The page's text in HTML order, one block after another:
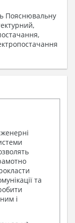
Пояснювальну
та
і